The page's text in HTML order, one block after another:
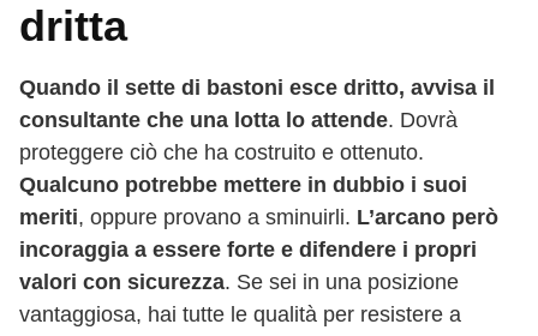
dritta
Quando il sette di bastoni esce dritto, avvisa il
consultante che una lotta lo attende. Dovrà
proteggere ciò che ha costruito e ottenuto.
Qualcuno potrebbe mettere in dubbio i suoi
meriti, oppure provano a sminuirli. L’arcano però
incoraggia a essere forte e difendere i propri
valori con sicurezza. Se sei in una posizione
vantaggiosa, hai tutte le qualità per resistere a